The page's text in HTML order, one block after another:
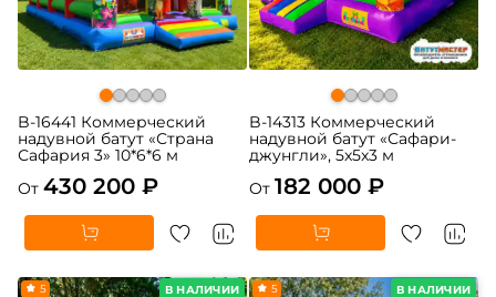
B-16441 Коммерческий
надувной батут «Страна
Сафария 3» 10*6*6 м
От 430 200 ₽
B-14313 Коммерческий
надувной батут «Сафари-
джунгли», 5x5x3 м
От 182 000 ₽
В НАЛИЧИИ
5 В НАЛИЧИИ
5